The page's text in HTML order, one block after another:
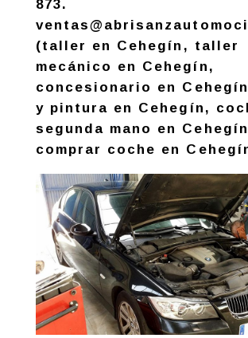
873.
(taller en Cehegín, taller
mecánico en Cehegín,
concesionario en
y pintura en Cehegín,
segunda mano en
comprar coche en